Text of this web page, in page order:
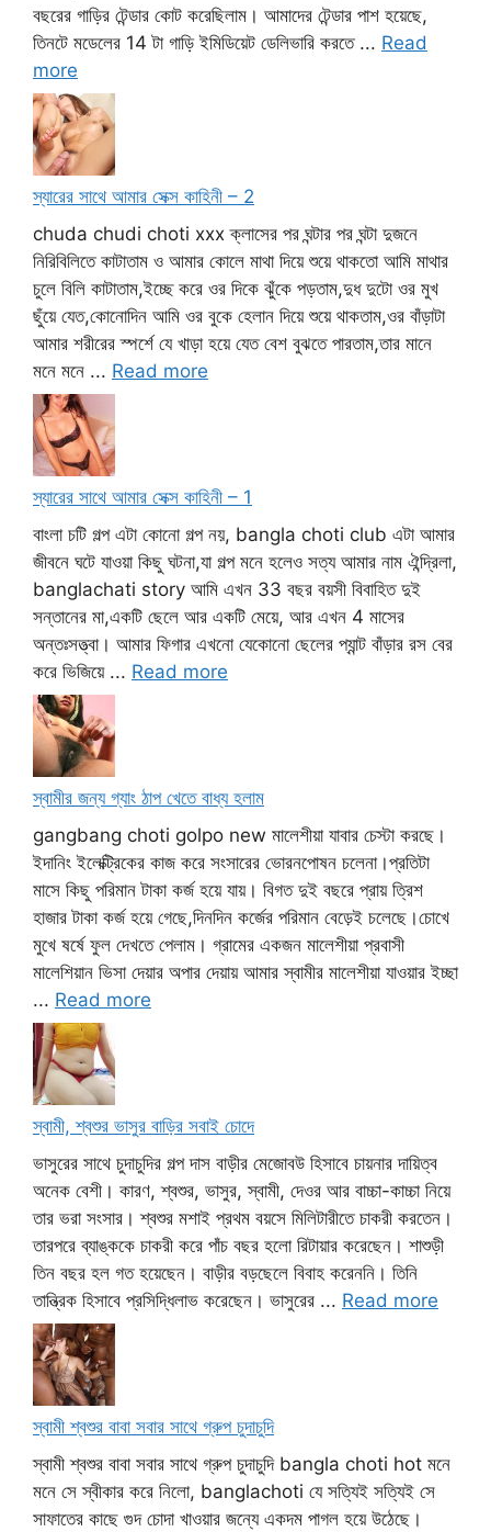
বছরের গাড়ির টেন্ডার কোট করেছিলাম। আমাদের টেন্ডার পাশ হয়েছে,
তিনটে মডেলের 14 টা গাড়ি ইমিডিয়েট ডেলিভারি করতে ... Read
more
স্যারের সাথে আমার সেক্স কাহিনী – 2
chuda chudi choti xxx ক্লাসের পর ঘন্টার পর ঘন্টা দুজনে
নিরিবিলিতে কাটাতাম ও আমার কোলে মাথা দিয়ে শুয়ে থাকতো আমি মাথার
চুলে বিলি কাটাতাম,ইচ্ছে করে ওর দিকে ঝুঁকে পড়তাম,দুধ দুটো ওর মুখ
ছুঁয়ে যেত,কোনোদিন আমি ওর বুকে হেলান দিয়ে শুয়ে থাকতাম,ওর বাঁড়াটা
আমার শরীরের স্পর্শে যে খাড়া হয়ে যেত বেশ বুঝতে পারতাম,তার মানে
মনে মনে ... Read more
স্যারের সাথে আমার সেক্স কাহিনী – 1
বাংলা চটি গল্প এটা কোনো গল্প নয়, bangla choti club এটা আমার
জীবনে ঘটে যাওয়া কিছু ঘটনা,যা গল্প মনে হলেও সত্য আমার নাম ঐন্দ্রিলা,
banglachati story আমি এখন 33 বছর বয়সী বিবাহিত দুই
সন্তানের মা,একটি ছেলে আর একটি মেয়ে, আর এখন 4 মাসের
অন্তঃসত্ত্বা। আমার ফিগার এখনো যেকোনো ছেলের প্যান্ট বাঁড়ার রস বের
করে ভিজিয়ে ... Read more
স্বামীর জন্য গ্যাং ঠাপ খেতে বাধ্য হলাম
gangbang choti golpo new মালেশীয়া যাবার চেস্টা করছে।
ইদানিং ইলেক্ট্রিকের কাজ করে সংসারের ভোরনপোষন চলেনা।প্রতিটা
মাসে কিছু পরিমান টাকা কর্জ হয়ে যায়। বিগত দুই বছরে প্রায় ত্রিশ
হাজার টাকা কর্জ হয়ে গেছে,দিনদিন কর্জের পরিমান বেড়েই চলেছে।চোখে
মুখে ষর্ষে ফুল দেখতে পেলাম। গ্রামের একজন মালেশীয়া প্রবাসী
মালেশিয়ান ভিসা দেয়ার অপার দেয়ায় আমার স্বামীর মালেশীয়া যাওয়ার ইচ্ছা
... Read more
স্বামী, শ্বশুর ভাসুর বাড়ির সবাই চোদে
ভাসুরের সাথে চুদাচুদির গল্প দাস বাড়ীর মেজোবউ হিসাবে চায়নার দায়িত্ব
অনেক বেশী। কারণ, শ্বশুর, ভাসুর, স্বামী, দেওর আর বাচ্চা-কাচ্চা নিয়ে
তার ভরা সংসার। শ্বশুর মশাই প্রথম বয়সে মিলিটারীতে চাকরী করতেন।
তারপরে ব্যাঙ্ককে চাকরী করে পাঁচ বছর হলো রিটায়ার করেছেন। শাশুড়ী
তিন বছর হল গত হয়েছেন। বাড়ীর বড়ছেলে বিবাহ করেননি। তিনি
তান্ত্রিক হিসাবে প্রসিদ্ধিলাভ করেছেন। ভাসুরের ... Read more
স্বামী শ্বশুর বাবা সবার সাথে গ্রুপ চুদাচুদি
স্বামী শ্বশুর বাবা সবার সাথে গ্রুপ চুদাচুদি bangla choti hot মনে
মনে সে স্বীকার করে নিলো, banglachoti যে সত্যিই সত্যিই সে
সাফাতের কাছে গুদ চোদা খাওয়ার জন্যে একদম পাগল হয়ে উঠেছে।